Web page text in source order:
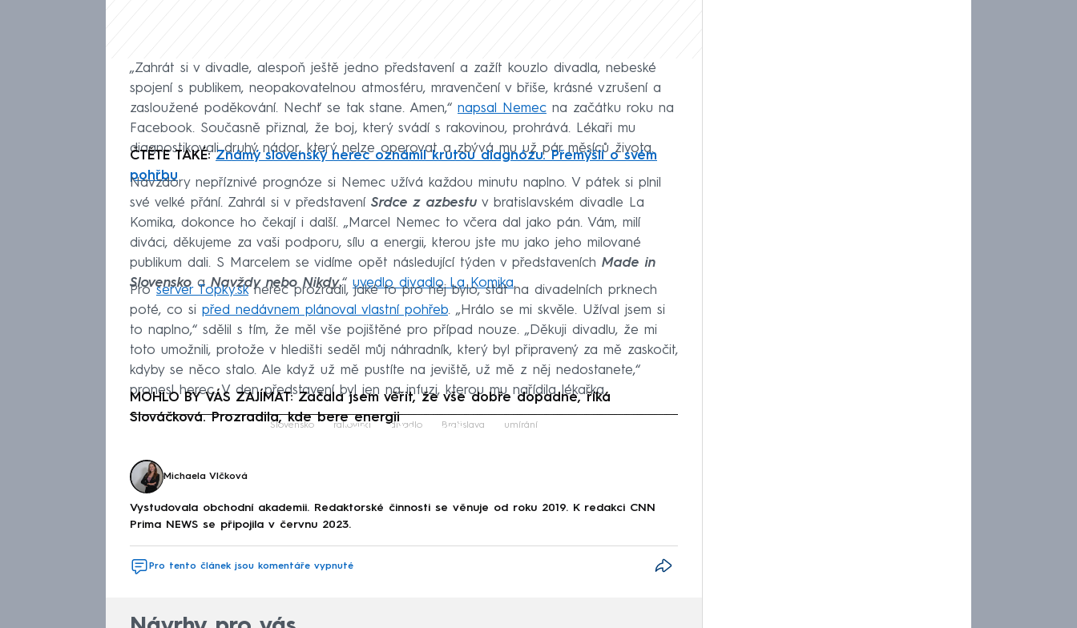
„Zahrát si v divadle, alespoň ještě jedno představení a zažít kouzlo divadla, nebeské
spojení s publikem, neopakovatelnou atmosféru, mravenčení v břiše, krásné vzrušení a
zasloužené poděkování. Nechť se tak stane. Amen,“ napsal Nemec na začátku roku na
Facebook. Současně přiznal, že boj, který svádí s rakovinou, prohrává. Lékaři mu
diagnostikovali druhý nádor, který nelze operovat a zbývá mu už pár měsíců života.
ČTĚTE TAKÉ:Známý slovenský herec oznámil krutou diagnózu. Přemýšlí o svém
pohřbu
Navzdory nepříznivé prognóze si Nemec užívá každou minutu naplno. V pátek si plnil
své velké přání. Zahrál si v představení Srdce z azbestu v bratislavském divadle La
Komika, dokonce ho čekají i další. „Marcel Nemec to včera dal jako pán. Vám, milí
diváci, děkujeme za vaši podporu, sílu a energii, kterou jste mu jako jeho milované
publikum dali. S Marcelem se vidíme opět následující týden v představeních Made in
Slovensko a Navždy nebo Nikdy,“ uvedlo divadlo La Komika.
Proserver Topky.skherec prozradil, jaké to pro něj bylo, stát na divadelních prknech
poté, co si před nedávnem plánoval vlastní pohřeb. „Hrálo se mi skvěle. Užíval jsem si
to naplno,“ sdělil s tím, že měl vše pojištěné pro případ nouze. „Děkuji divadlu, že mi
toto umožnili, protože v hledišti seděl můj náhradník, který byl připravený za mě zaskočit,
kdyby se něco stalo. Ale když už mě pustíte na jeviště, už mě z něj nedostanete,“
pronesl herec. V den představení byl jen na infuzi, kterou mu nařídila lékařka.
MOHLO BY VÁS ZAJÍMAT: Začala jsem věřit, že vše dobře dopadne, říká
Slováčková. Prozradila, kde bere energii
Failed to fetch
Slovensko rakovina divadlo Bratislava umírání
Michaela Vlčková
Vystudovala obchodní akademii. Redaktorské činnosti se věnuje od roku 2019. K redakci CNN
Prima NEWS se připojila v červnu 2023.
Pro tento článek jsou komentáře vypnuté